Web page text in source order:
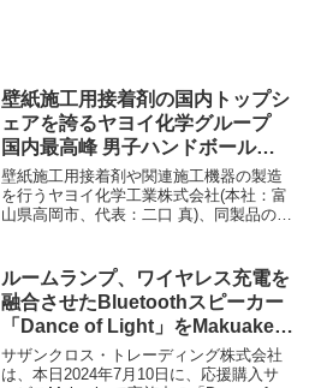
壁紙施工用接着剤の国内トップシ
ェアを誇るヤヨイ化学グループ
国内最高峰 男子ハンドボール
「リーグH」で冠協賛試合を開
催！地元チーム『富山ドリーム
ス』ホーム戦、過去最高の観客動
壁紙施工用接着剤や関連施工機器の製造
を行うヤヨイ化学工業株式会社(本社：富
山県高岡市、代表：二口 真)、同製品の販
ヨイ化学グループは地域貢献の一環とし
て、国内最高...
ルームランプ、ワイヤレス充電を
融合させたBluetoothスピーカー
「Dance of Light」をMakuakeに
て先行販売し、キャンペーン折り
返しとなる7月10日で目標達成率
サザンクロス・トレーディング株式会社
は、本日2024年7月10日に、応援購入サ